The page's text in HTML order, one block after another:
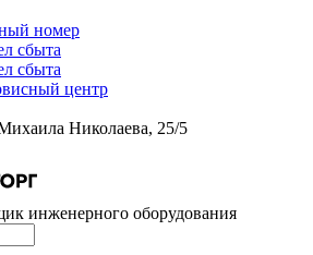
номер
сбыта
сбыта
центр
Николаева, 25/5
инженерного оборудования